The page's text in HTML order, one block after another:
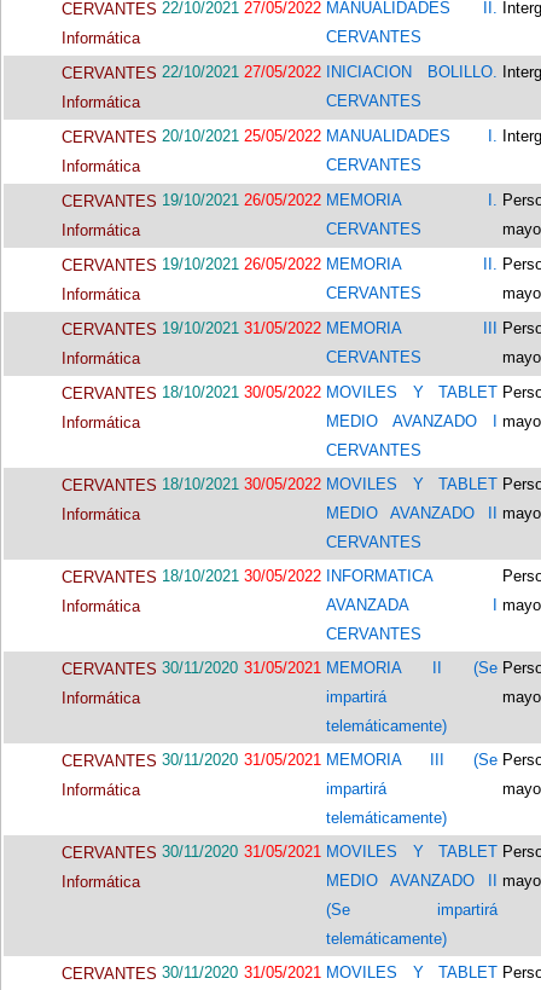
CERVANTES
Informática
22/10/2021 27/05/2022 MANUALIDADES II.
CERVANTES
CERVANTES
Informática
22/10/2021 27/05/2022
INICIACION BOLILLO.
CERVANTES
CERVANTES
Informática
20/10/2021 25/05/2022 MANUALIDADES I.
CERVANTES
CERVANTES
Informática
19/10/2021 26/05/2022 MEMORIA I.
CERVANTES
CERVANTES
Informática
19/10/2021 26/05/2022 MEMORIA II.
CERVANTES
CERVANTES
Informática
19/10/2021 31/05/2022 MEMORIA III
CERVANTES
CERVANTES
Informática
18/10/2021 30/05/2022 MOVILES Y TABLET
MEDIO AVANZADO I
CERVANTES
CERVANTES
Informática
18/10/2021 30/05/2022 MOVILES Y TABLET
MEDIO AVANZADO II
CERVANTES
CERVANTES
Informática
18/10/2021 30/05/2022
INFORMATICA
AVANZADA I
CERVANTES
CERVANTES
Informática
30/11/2020 31/05/2021 MEMORIA II (Se
impartirá
telemáticamente)
CERVANTES
Informática
30/11/2020 31/05/2021 MEMORIA III (Se
impartirá
telemáticamente)
CERVANTES
Informática
30/11/2020 31/05/2021 MOVILES Y TABLET
MEDIO AVANZADO II
(Se impartirá
telemáticamente)
CERVANTES 30/11/2020 31/05/2021 MOVILES Y TABLET